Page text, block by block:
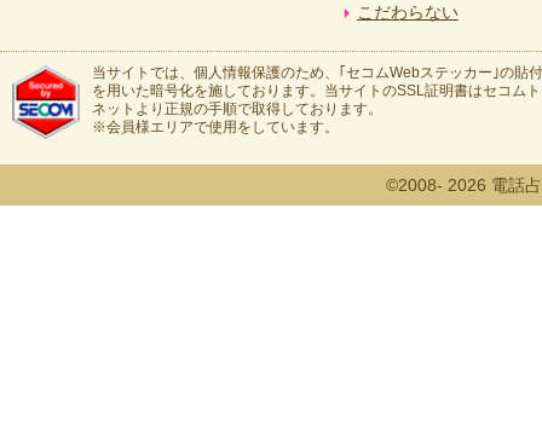
こだわらない
当サイトでは、個人情報保護のため、｢セコムWebステッカー｣の貼
を用いた暗号化を施しております。当サイトのSSL証明書はセコム
ネットより正規の手順で取得しております。
※会員様エリアで使用をしています。
©2008- 2026 電話